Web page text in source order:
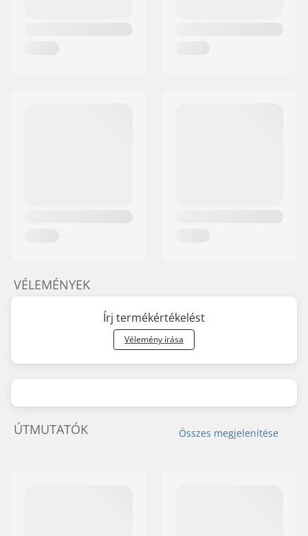
VÉLEMÉNYEK
Írj termékértékelést
Vélemény írása
Összes megjelenítése
ÚTMUTATÓK